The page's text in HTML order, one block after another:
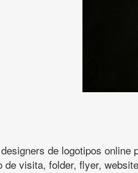
de logotipos
visita, folder, flyer,